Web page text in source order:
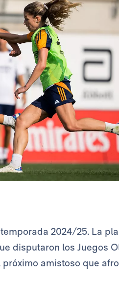
2024/25. La
disputaron los Juegos
amistoso que